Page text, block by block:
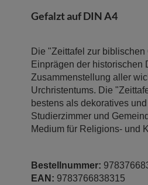
Gefalzt auf DIN A4
Die "Zeittafel zur
Einprägen der historischen
Zusammenstellung aller
Urchristentums. Die
bestens als dekoratives
Studierzimmer und
Medium für Religions- und
Bestellnummer:
EAN: 9783766838315